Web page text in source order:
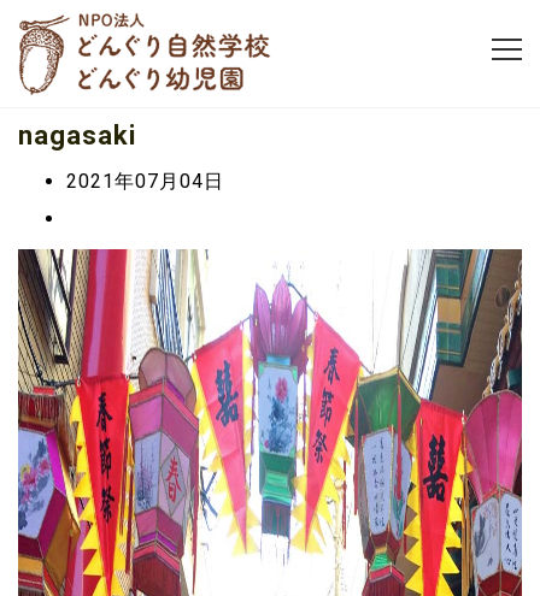
nagasaki
2021年07月04日